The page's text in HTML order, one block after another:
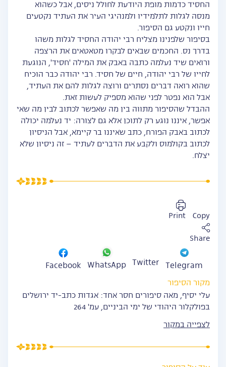
החסיד כדמות מופת היודעת לחולל ניסים, אבל כשהוא
מנסה לגלות לתלמידיו ולמנהיגי העיר את העתיד נקטעים
חייו ונקטע גם הסיפור.
בסיפור שלפנינו מצליח רבי יהודה החסיד לגלות משהו
בדרך נס. החכמים שבאים לבקרו מטאטאים את הרצפה
ורואים שיד נעלמה כתבה באבק את המילה 'חסיד', הנוגעת
לחייו של רבי יהודה, חיים של חסיד. רבי יהודה כבר הוכיח
שהוא רואה דברים נסתרים ורוצה לגלות להם את העתיד,
אבל הוא נפטר לפני שהוא מספיק לעשות זאת.
ההבדל שהסיפור מתווה בין מה שאפשר לכתוב לבין מה שאי
אפשר, איננו נוגע רק לתוכן אלא גם לצורה: יד נעלמה יכולה
לכתוב באבק הפורח, כתב שאיננו בר קיימא, אבל הניסיון
לכתוב בקולמוס ולקבע את הדברים לעתיד – זה ניסיון שלא
יצלח.
Copy
Print
Share
Telegram
Twitter
WhatsApp
Facebook
מקור הסיפור
עלי יסיף, מאה סיפורים חסר אחד: אגדות כתב-יד ירושלים
בפולקלור היהודי של ימי הביניים, עמ' 264
לצפייה במקור